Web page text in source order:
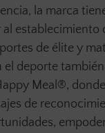
la marca
establecimiento
de élite y
deporte
Meal®,
de